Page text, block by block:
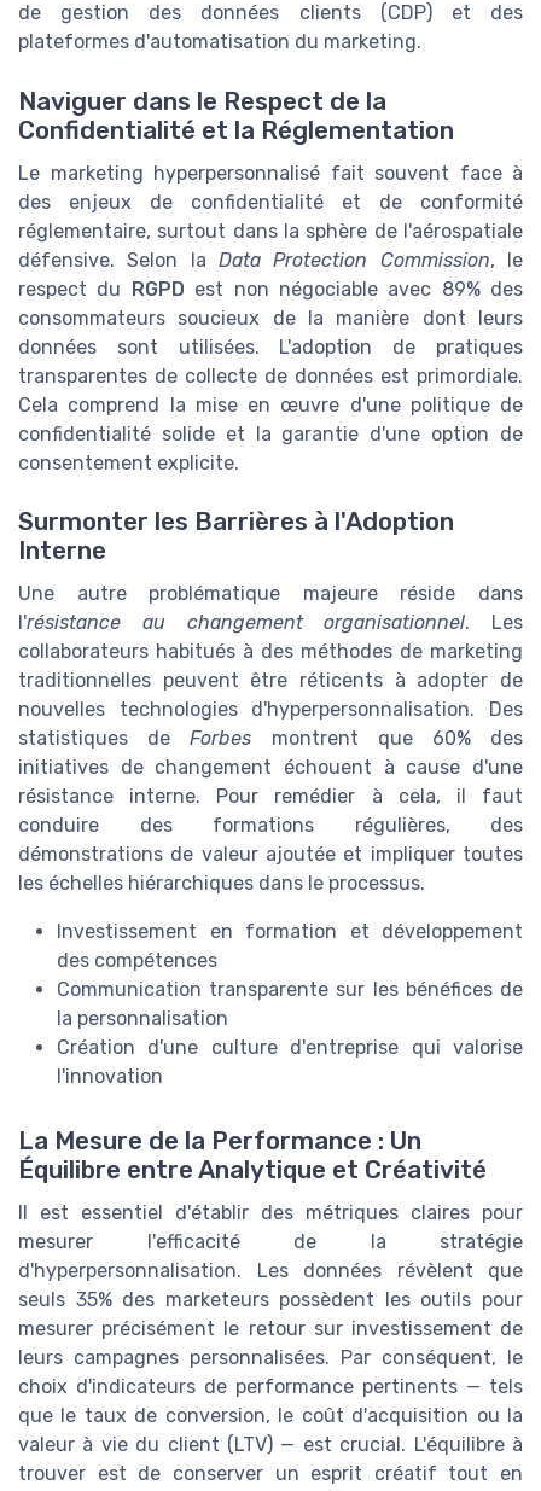
de gestion des données clients (CDP) et des
plateformes d'automatisation du marketing.
Naviguer dans le Respect de la
Confidentialité et la Réglementation
Le marketing hyperpersonnalisé fait souvent face à
des enjeux de confidentialité et de conformité
réglementaire, surtout dans la sphère de l'aérospatiale
défensive. Selon la Data Protection Commission, le
respect du RGPD est non négociable avec 89% des
consommateurs soucieux de la manière dont leurs
données sont utilisées. L'adoption de pratiques
transparentes de collecte de données est primordiale.
Cela comprend la mise en œuvre d'une politique de
confidentialité solide et la garantie d'une option de
consentement explicite.
Surmonter les Barrières à l'Adoption
Interne
Une autre problématique majeure réside dans
l'résistance au changement organisationnel. Les
collaborateurs habitués à des méthodes de marketing
traditionnelles peuvent être réticents à adopter de
nouvelles technologies d'hyperpersonnalisation. Des
statistiques deForbes montrent que 60% des
initiatives de changement échouent à cause d'une
résistance interne. Pour remédier à cela, il faut
conduire des formations régulières, des
démonstrations de valeur ajoutée et impliquer toutes
les échelles hiérarchiques dans le processus.
Investissement en formation et développement
des compétences
Communication transparente sur les bénéfices de
la personnalisation
Création d'une culture d'entreprise qui valorise
l'innovation
La Mesure de la Performance : Un
Équilibre entre Analytique et Créativité
Il est essentiel d'établir des métriques claires pour
mesurer l'efficacité de la stratégie
d'hyperpersonnalisation. Les données révèlent que
seuls 35% des marketeurs possèdent les outils pour
mesurer précisément le retour sur investissement de
leurs campagnes personnalisées. Par conséquent, le
choix d'indicateurs de performance pertinents — tels
que le taux de conversion, le coût d'acquisition ou la
valeur à vie du client (LTV) — est crucial. L'équilibre à
trouver est de conserver un esprit créatif tout en